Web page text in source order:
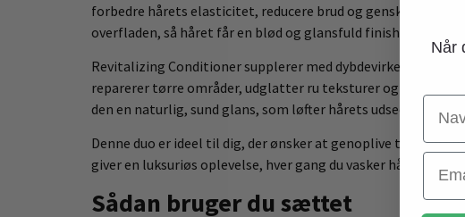
forbedre hårets elasticitet, reducere brud og genskabe en
overfladen, så håret får en blød og glansfuld finish.
Revitalizing Conditioner supplerer med dybdevirkende
reparerer tørre områder, udglatter ru teksturer og gør
den en naturlig, sund glans, som løfter hårets udseende.
Denne duo er ideel til dig, der ønsker at genoplive træt og
giver en luksuriøs oplevelse, hver gang du vasker hår.
Sådan bruger du sættet
Når
Navn
Email